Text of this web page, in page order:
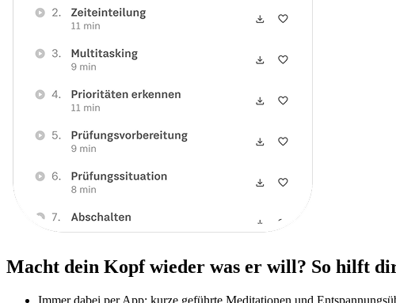
Macht dein Kopf wieder was er will? So hilft
Immer dabei per App: kurze geführte Meditationen und